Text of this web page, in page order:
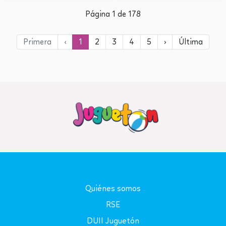
Página 1 de 178
Primera ‹ 1 2 3 4 5 › Última
Quiénes somos
RSE
DUII Juguetón